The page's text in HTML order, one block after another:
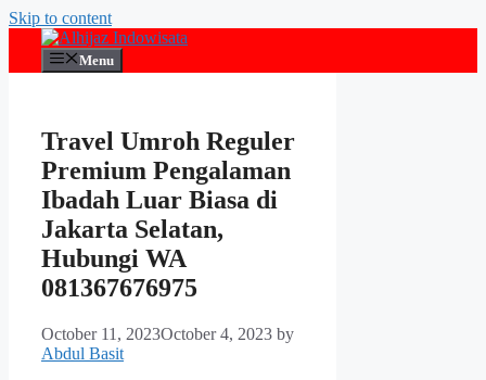
Skip to content
Menu
Travel Umroh Reguler
Premium Pengalaman
Ibadah Luar Biasa di
Jakarta Selatan,
Hubungi WA
081367676975
October 11, 2023October 4, 2023 by
Abdul Basit